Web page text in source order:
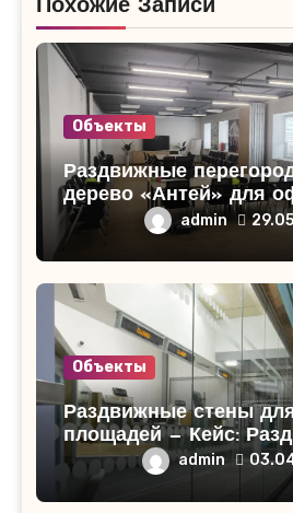
Похожие Записи
Объекты
Раздвижные
дерево «Антей» для
помещения в Кирово-
admin
Объекты
Раздвижные стены
площадей — Кейс:
стены для торгового
«СитиМолл»!
admin